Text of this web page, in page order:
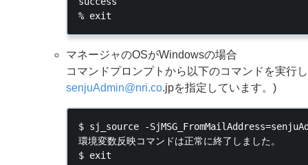
マネージャのOSがWindowsの場合
コマンドプロンプトから以下のコマンドを実行
senjuAdmin@nri.co.jpを指定しています。)
$ sj_source -
環境変数反映コマンドは正常に終了しました。